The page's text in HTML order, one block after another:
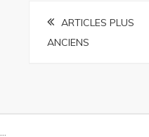
ARTICLES PLUS
ANCIENS